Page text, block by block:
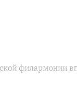
филармонии